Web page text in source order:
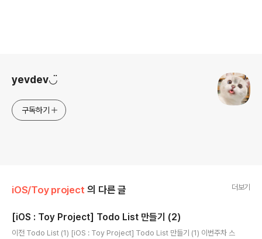
yevdev◡̈
구독하기
iOS/Toy project 의 다른 글 더보기
[iOS : Toy Project] Todo List 만들기 (2)
이전 Todo List (1) [iOS : Toy Project] Todo List 만들기 (1) 이번주차 스